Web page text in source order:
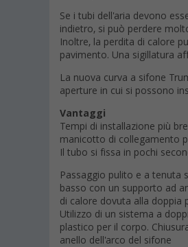
Se i tubi dell'aria devono
indietro, si può perdere
Inoltre, la perdita di calore
pavimento. Una sigillatura
La nuova curva a sifone
aperture in cui si possono
Vantaggi
Tempi di installazione più
manicotto di collegamento
Il tubo si fissa in pochi
Passaggio pulito e a tenuta
basso con un supporto ad
di calore dovuta alla doppia
Utilizzo di un sistema a
plastico per il corpo.
anello dell'arco del sifone